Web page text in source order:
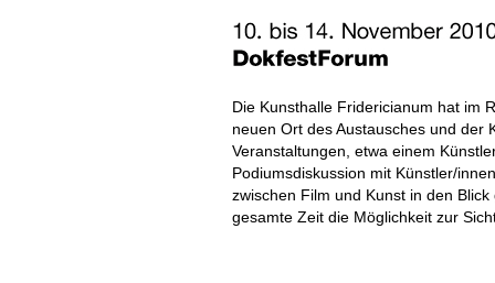
Die Kunsthalle Fridericianum hat im
neuen Ort des Austausches und der
Veranstaltungen, etwa einem
Podiumsdiskussion mit Künstler/
zwischen Film und Kunst in den
gesamte Zeit die Möglichkeit zur